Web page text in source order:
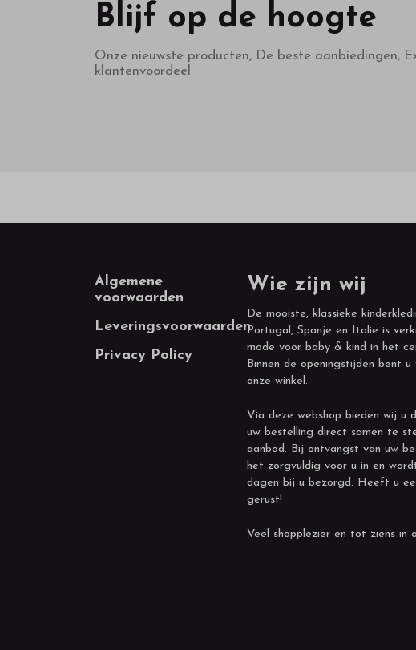
Blijf op de hoogte
Onze nieuwste producten, De beste aanbiedingen,
klantenvoordeel
Footer
Algemene
voorwaarden
Leveringsvoorwaarden
Privacy Policy
Wie zijn wij
De mooiste, klassieke
Portugal, Spanje en Italie is
mode voor baby & kind in het
Binnen de openingstijden bent
onze winkel.
Via deze webshop bieden wij u
uw bestelling direct samen te
aanbod. Bij ontvangst van uw
het zorgvuldig voor u in en
dagen bij u bezorgd. Heeft u
gerust!
Veel shopplezier en tot ziens in